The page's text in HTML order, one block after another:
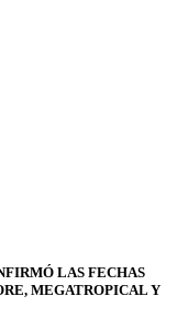
LAS FECHAS
MEGATROPICAL Y